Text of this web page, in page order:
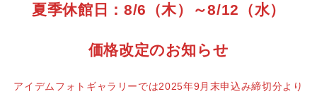
夏季休館日：8/6（木）～8/12（水）
価格改定のお知らせ
アイデムフォトギャラリーでは2025年9月末申込み締切分より